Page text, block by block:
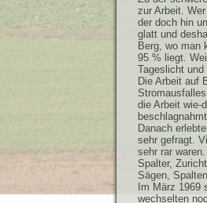
zur Arbeit.
der doch hin
glatt und
Berg, wo man
95 % liegt.
Tageslicht
Die Arbeit auf
die Arbeit wie-
Danach
sehr gefragt.
sehr rar
Spalter,
Sägen,
Im März
wechselten